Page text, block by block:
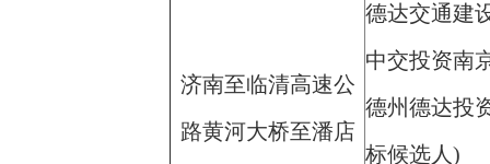
济南至临清高速公
路黄河大桥至潘店
德达交通建
中交投资南
德州德达投
标候选人)